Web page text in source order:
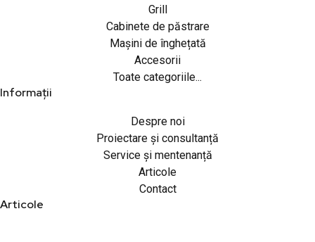
Grill
Cabinete de păstrare
Mașini de înghețată
Accesorii
Toate categoriile...
Informații
Despre noi
Proiectare și consultanță
Service și mentenanță
Articole
Contact
Articole